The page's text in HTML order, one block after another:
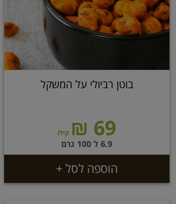
בוטן רביולי על המשקל
69 ₪ קילו
6.9 ל 100 גרם
הוספה לסל +